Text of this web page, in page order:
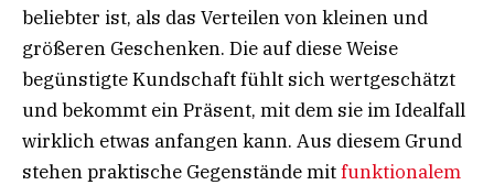
beliebter ist, als das Verteilen von kleinen und
größeren Geschenken. Die auf diese Weise
begünstigte Kundschaft fühlt sich wertgeschätzt
und bekommt ein Präsent, mit dem sie im Idealfall
wirklich etwas anfangen kann. Aus diesem Grund
stehen praktische Gegenstände mitfunktionalem